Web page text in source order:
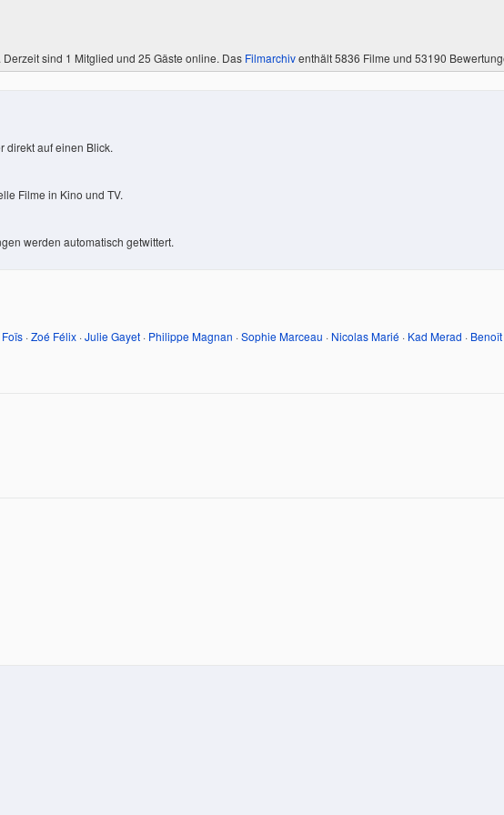
Derzeit sind 1 Mitglied und 25 Gäste online. Das Filmarchiventhält 5836 Filme und 53190
direkt auf einen Blick.
Filme in Kino und TV.
werden automatisch getwittert.
·Zoé Félix ·Julie Gayet · Philippe Magnan ·Sophie Marceau · Nicolas Marié · Kad Merad ·